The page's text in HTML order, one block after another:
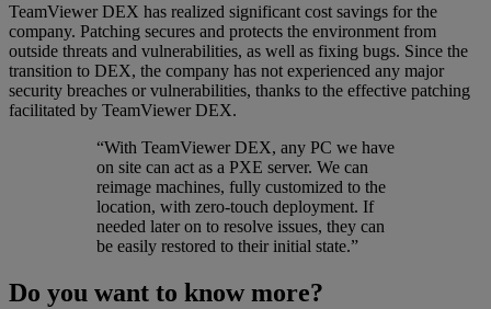
TeamViewer DEX has realized significant cost savings for the
company. Patching secures and protects the environment from
outside threats and vulnerabilities, as well as fixing bugs. Since the
transition to DEX, the company has not experienced any major
security breaches or vulnerabilities, thanks to the effective patching
facilitated by TeamViewer DEX.
“With TeamViewer DEX, any PC we have
on site can act as a PXE server. We can
reimage machines, fully customized to the
location, with zero-touch deployment. If
needed later on to resolve issues, they can
be easily restored to their initial state.”
Do you want to know more?